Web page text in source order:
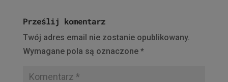
Prześlij komentarz
Twój adres email nie zostanie opublikowany.
Wymagane pola są oznaczone *